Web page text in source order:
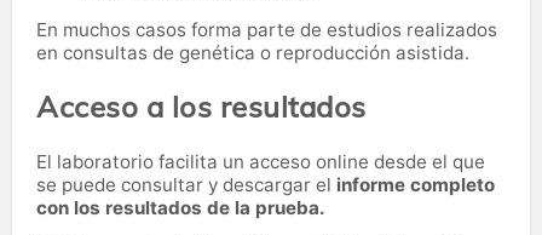
En muchos casos forma parte de estudios realizados
en consultas de genética o reproducción asistida.
Acceso a los resultados
El laboratorio facilita un acceso online desde el que
se puede consultar y descargar el informe completo
con los resultados de la prueba.